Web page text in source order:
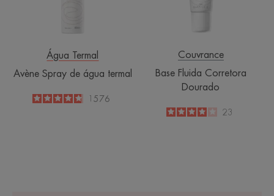
Água Termal
Avène Spray de água termal
4.8
/51576
Couvrance
Base Fluida Corretora
Dourado
4
/
5
23